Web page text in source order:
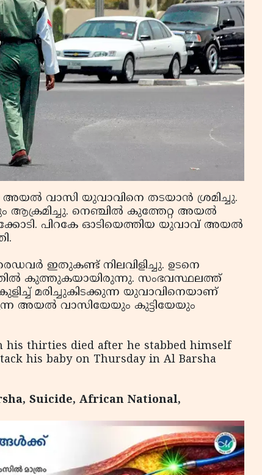
അയല്‍ വാസി യുവാവിനെ തടയാന്‍ ശ്രമിച്ചു.
നെഞ്ചില്‍ കുത്തേറ്റ അയല്‍
പിറകേ ഓടിയെത്തിയ യുവാവ് അയല്‍
ഇതുകണ്ട് നിലവിളിച്ചു. ഉടനെ
കുത്തുകയായിരുന്നു. സംഭവസ്ഥലത്ത്
മരിച്ചുകിടക്കുന്ന യുവാവിനെയാണ്
അയല്‍ വാസിയേയും കുട്ടിയേയും
his thirties died after he stabbed himself
his baby on Thursday in Al Barsha
Suicide, African National,